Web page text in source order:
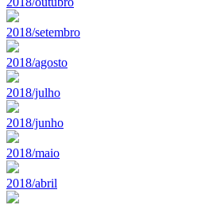
2018/setembro
2018/agosto
2018/julho
2018/junho
2018/maio
2018/abril